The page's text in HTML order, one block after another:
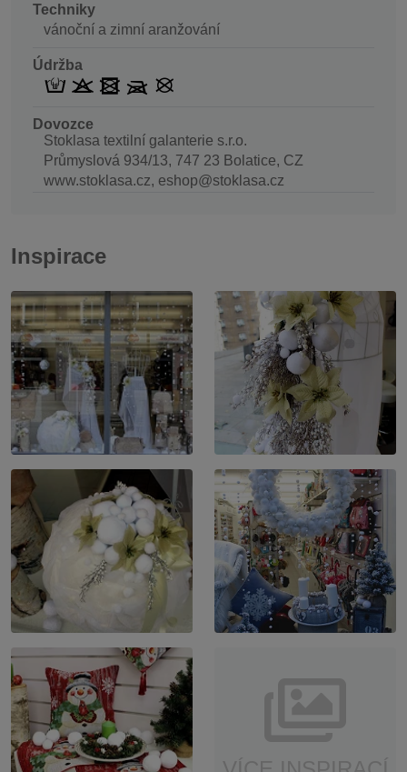
Techniky
vánoční a zimní aranžování
Údržba
Dovozce
Stoklasa textilní galanterie s.r.o.
Průmyslová 934/13, 747 23 Bolatice, CZ
www.stoklasa.cz, eshop@stoklasa.cz
Inspirace